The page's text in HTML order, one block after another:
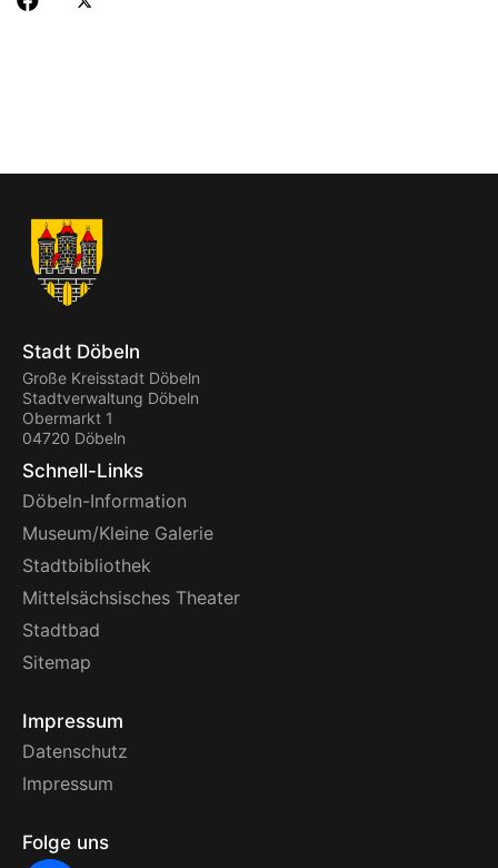
Stadt Döbeln
Große Kreisstadt Döbeln
Stadtverwaltung Döbeln
Obermarkt 1
04720 Döbeln
Schnell-Links
Döbeln-Information
Museum/Kleine Galerie
Stadtbibliothek
Mittelsächsisches Theater
Stadtbad
Sitemap
Impressum
Datenschutz
Impressum
Folge uns